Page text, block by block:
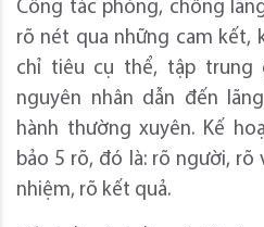
Công tác phòng, chống
rõ nét qua những cam kết,
chỉ tiêu cụ thể, tập trung
nguyên nhân dẫn đến
hành thường xuyên. Kế
bảo 5 rõ, đó là: rõ người,
nhiệm, rõ kết quả.